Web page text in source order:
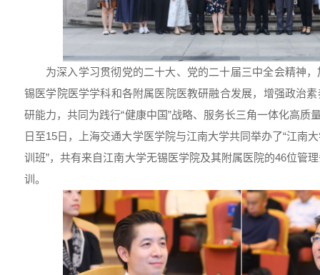
为深入学习贯彻党的二十大、党的二十届三中全会精神
锡医学院医学学科和各附属医院医教研融合发展，增强政治
研能力，共同为践行“健康中国”战略、服务长三角一体化高质
日至15日，上海交通大学医学院与江南大学共同举办了“江南
训班”，共有来自江南大学无锡医学院及其附属医院的46位管
训。